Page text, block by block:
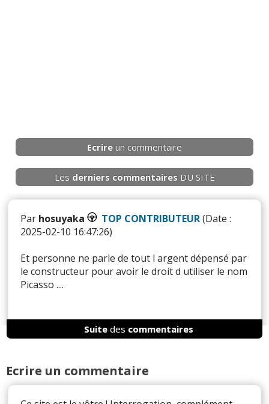
Ecrire un commentaire
Les derniers commentaires DU SITE
Par hosuyaka TOP CONTRIBUTEUR(Date :
2025-02-10 16:47:26)
Et personne ne parle de tout l argent dépensé par
le constructeur pour avoir le droit d utiliser le nom
Picasso ....
(Votre post sera visible sous le commentaire)
Suitedes commentaires
Ecrire un commentaire